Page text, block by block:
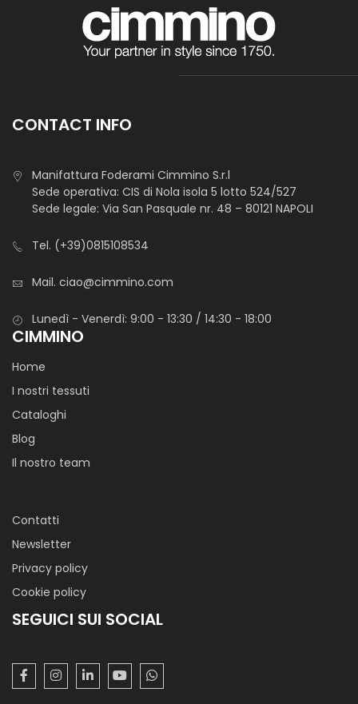
CONTACT INFO
Manifattura Foderami Cimmino S.r.l
Sede operativa: CIS di Nola isola 5 lotto 524/527
Sede legale: Via San Pasquale nr. 48 – 80121 NAPOLI
Tel. (+39)0815108534
Mail. ciao@cimmino.com
Lunedì - Venerdì: 9:00 - 13:30 / 14:30 - 18:00
CIMMINO
Home
I nostri tessuti
Cataloghi
Blog
Il nostro team
Contatti
Newsletter
Privacy policy
Cookie policy
SEGUICI SUI SOCIAL